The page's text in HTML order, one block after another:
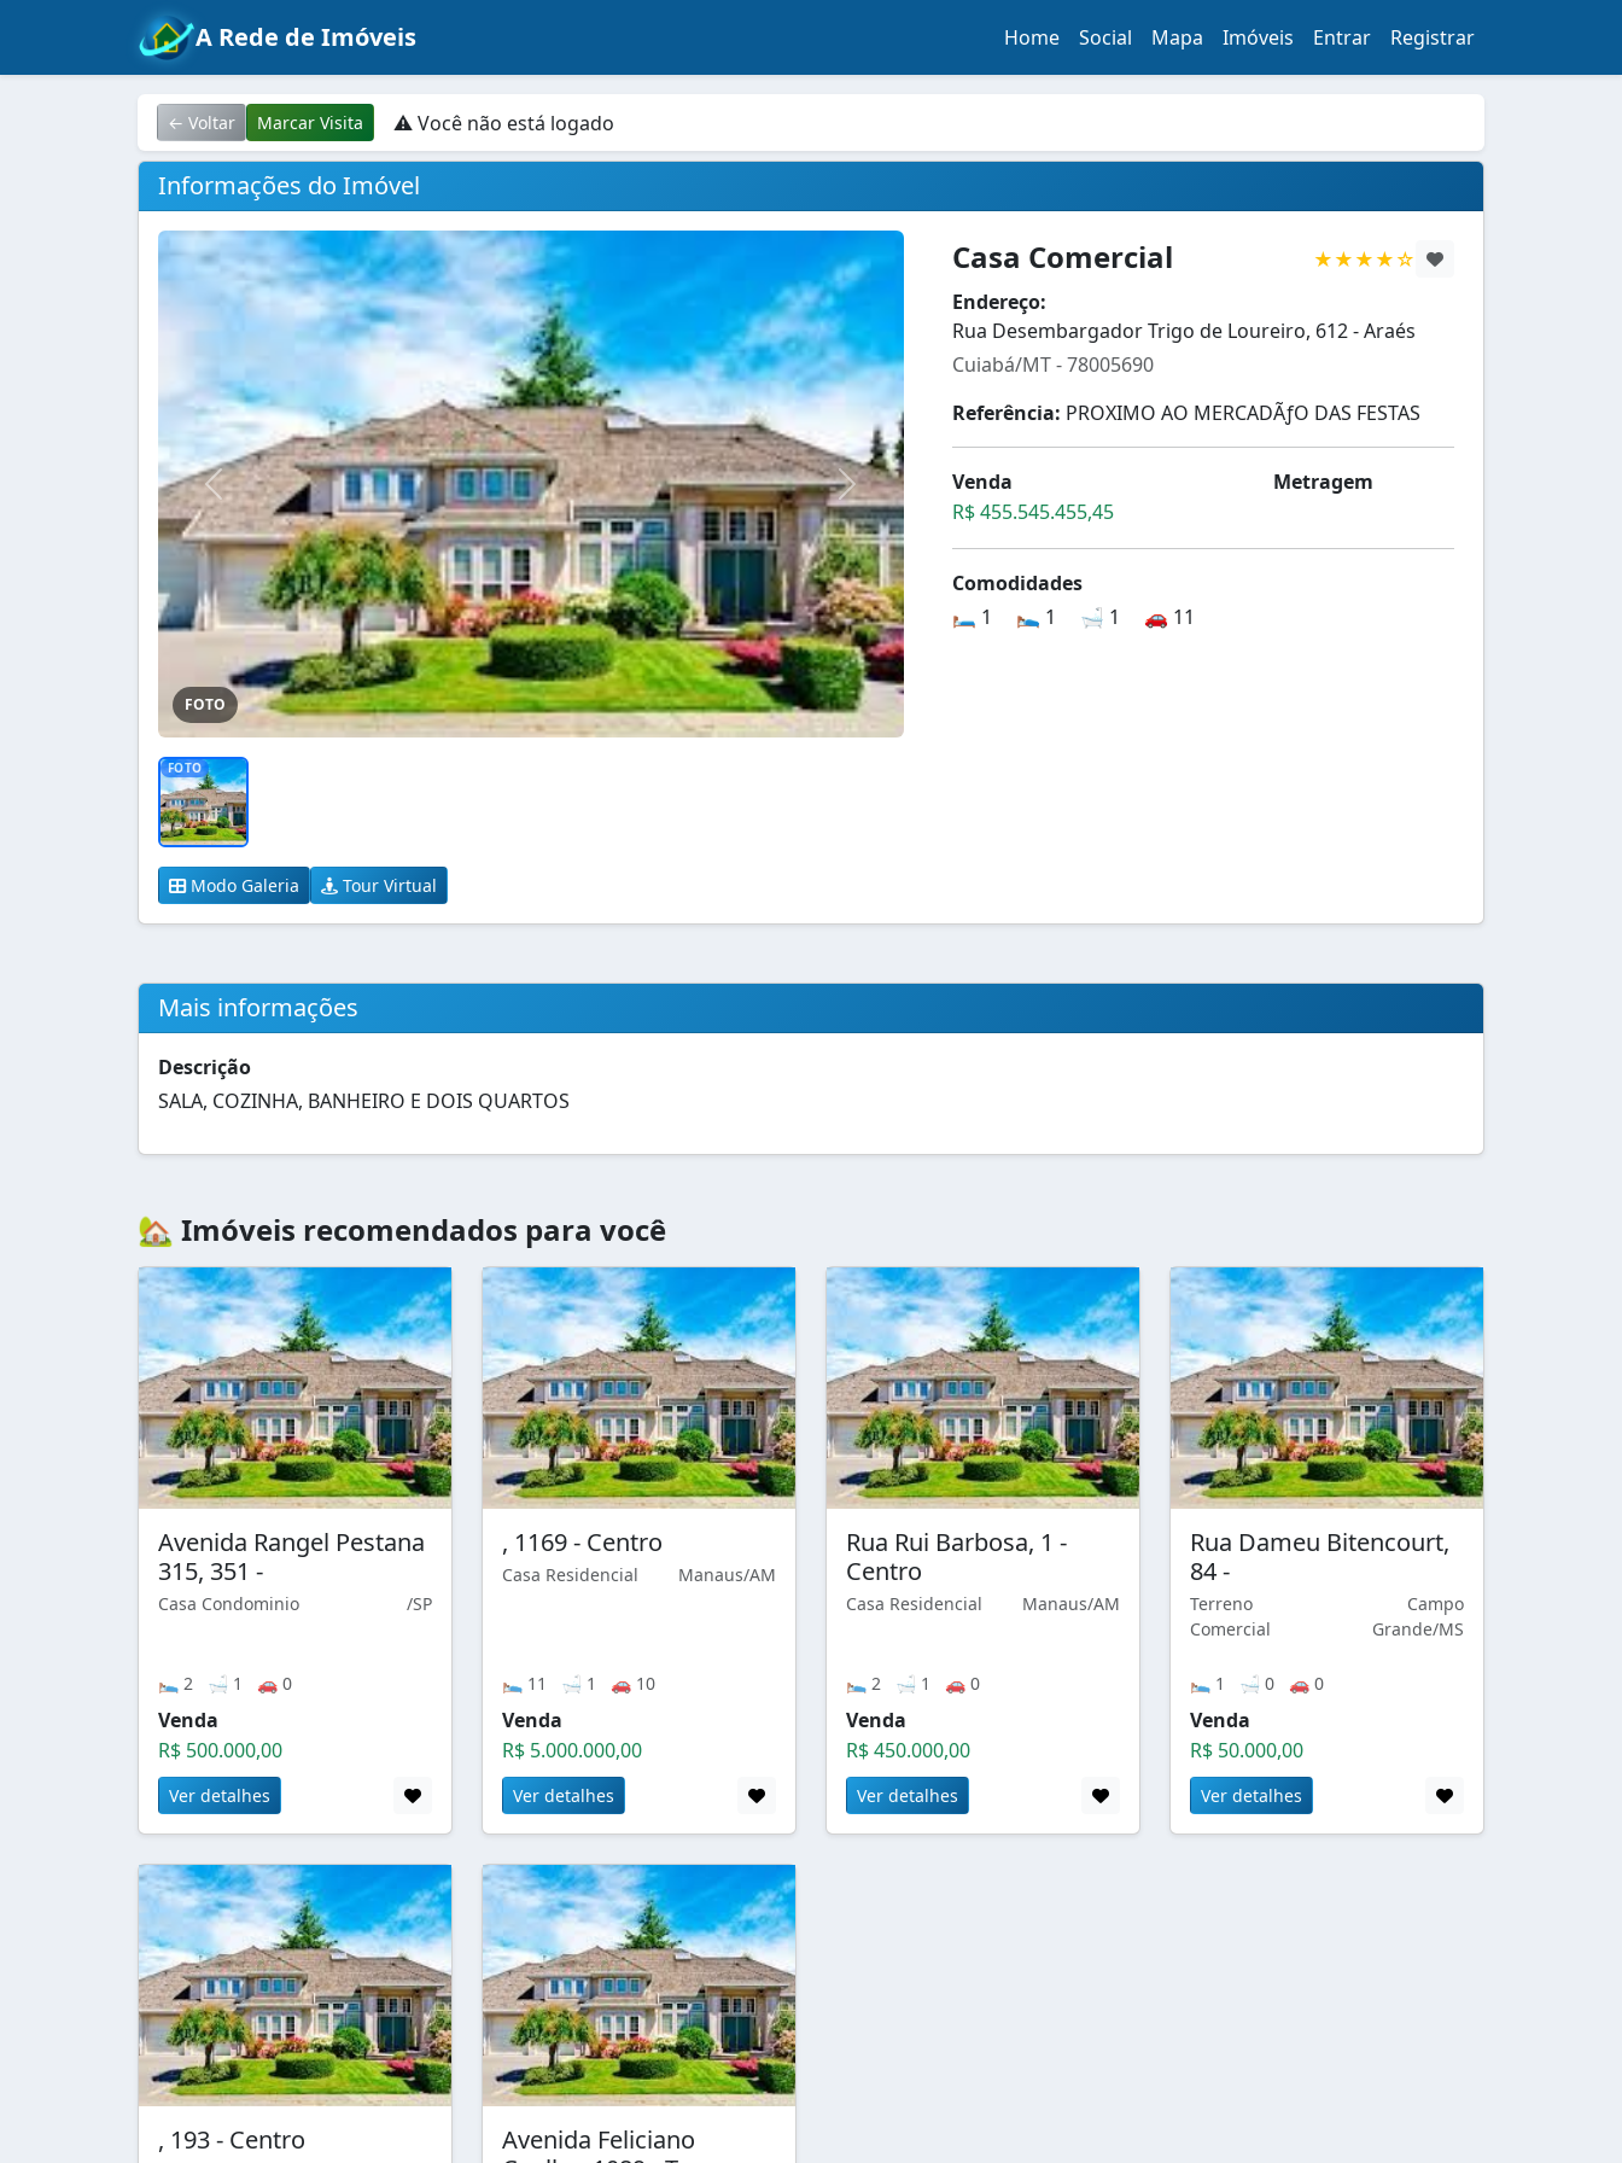
A Rede de Imóveis Home Social Mapa Imóveis Entrar Registrar
← Voltar Marcar Visita ⚠ Você não está logado
Informações do Imóvel
FOTO
FOTO
Modo Galeria Tour Virtual
Casa Comercial
★★★★☆
Endereço:
Rua Desembargador Trigo de Loureiro, 612 - Araés
Cuiabá/MT - 78005690
Referência: PROXIMO AO MERCADÃƒO DAS FESTAS
Venda
R$ 455.545.455,45
Metragem
Comodidades
🛏️ 1
🛌 1 🛁 1 🚗 11
Mais informações
Descrição
SALA, COZINHA, BANHEIRO E DOIS QUARTOS
🏡 Imóveis recomendados para você
Avenida Rangel Pestana
315, 351 -
Casa Condominio /SP
🛌 2 🛁 1 🚗 0
Venda
R$ 500.000,00
Ver detalhes
, 1169 - Centro
Casa Residencial Manaus/AM
🛌 11 🛁 1 🚗 10
Venda
R$ 5.000.000,00
Ver detalhes
Rua Rui Barbosa, 1 -
Centro
Casa Residencial Manaus/AM
🛌 2 🛁 1 🚗 0
Venda
R$ 450.000,00
Ver detalhes
Rua Dameu Bitencourt,
84 -
Terreno
Comercial
Campo
Grande/MS
🛌 1 🛁 0 🚗 0
Venda
R$ 50.000,00
Ver detalhes
, 193 - Centro
Avenida Feliciano